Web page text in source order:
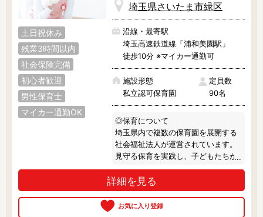
土日祝休み
残業3時間以内
社会保険完備
初心者歓迎
男性保育士
マイカー通勤OK
埼玉県さいたま市緑区
沿線・最寄駅
埼玉高速鉄道線「浦和美園駅」
徒歩10分 ※マイカー通勤可
施設形態
私立認可保育園
定員数
90名
◎保育について
埼玉県内で複数の保育園を展開する
社会福祉法人が運営されています。
見守る保育を実践し、子どもたちが
自分たちの好きなやりたいことを選
択し、保育者が安全を確保しつつ見
守っています。
訪問するときはいつも賑やかで、子
どもたちが元気いっぱい遊ぶ声であ
詳細を見る